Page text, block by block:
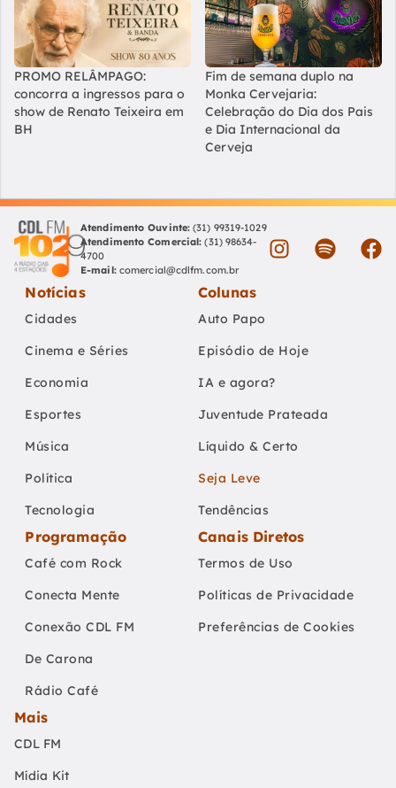
PROMO RELÂMPAGO:
concorra a ingressos para o
show de Renato Teixeira em
BH
Fim de semana duplo na
Monka Cervejaria:
Celebração do Dia dos Pais
e Dia Internacional da
Cerveja
Atendimento Ouvinte: (31) 99319-1029
Atendimento Comercial: (31) 98634-
4700
E-mail: comercial@cdlfm.com.br
Notícias
Cidades
Cinema e Séries
Economia
Esportes
Música
Política
Tecnologia
Colunas
Auto Papo
Episódio de Hoje
IA e agora?
Juventude Prateada
Líquido & Certo
Seja Leve
Tendências
Programação
Café com Rock
Conecta Mente
Conexão CDL FM
De Carona
Rádio Café
Canais Diretos
Termos de Uso
Políticas de Privacidade
Preferências de Cookies
Mais
CDL FM
Mídia Kit